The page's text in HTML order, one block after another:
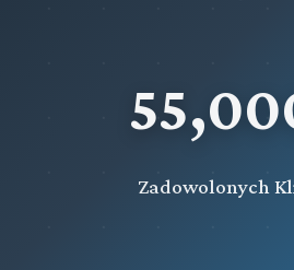
Zadowolonych